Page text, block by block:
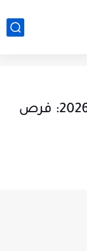
أفضل مدن إسبانيا للعمل 2026: فرص